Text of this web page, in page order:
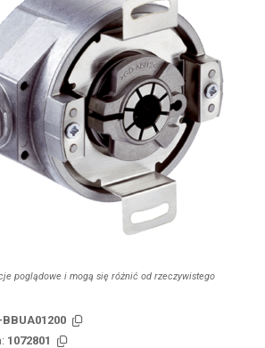
poglądowe i mogą się różnić od rzeczywistego
BBUA01200
1072801